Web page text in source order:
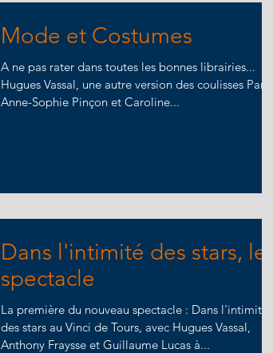
Mode et Costumes
A ne pas rater dans toutes les bonnes librairies...
Hugues Vassal, une autre version des coulisses Par
Anne-Sophie Pinçon et Caroline...
Dans l'intimité des stars, le
spectacle
La première du nouveau spectacle : Dans l'intimité
des stars au Vinci de Tours, avec Hugues Vassal,
Anthony Fraysse et Guillaume Lucas à...